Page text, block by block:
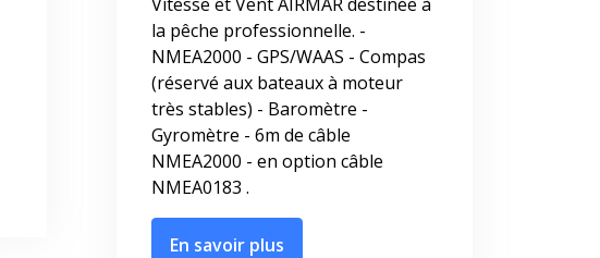
la pêche professionnelle. -
NMEA2000 - GPS/WAAS - Compas
(réservé aux bateaux à moteur
très stables) - Baromètre -
Gyromètre - 6m de câble
NMEA2000 - en option câble
NMEA0183 .
En savoir plus